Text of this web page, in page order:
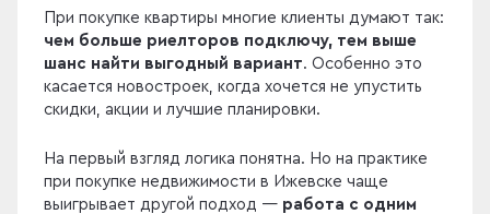
При покупке квартиры многие клиенты думают так:
чем больше риелторов подключу, тем выше
шанс найти выгодный вариант. Особенно это
касается новостроек, когда хочется не упустить
скидки, акции и лучшие планировки.
На первый взгляд логика понятна. Но на практике
при покупке недвижимости в Ижевске чаще
выигрывает другой подход — работа с одним